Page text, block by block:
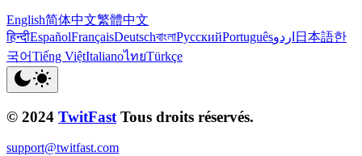
English简体中文繁體中文
हिन्दीEspañolFrançaisDeutschবাংলাРусскийPortuguêsاردو 日本語한
국어Tiếng ViệtItalianoไทยTürkçe
© 2024 TwitFast Tous droits réservés.
support@twitfast.com